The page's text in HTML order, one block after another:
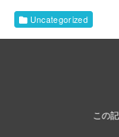
Uncategorized